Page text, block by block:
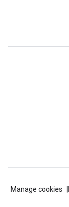
Manage cookies